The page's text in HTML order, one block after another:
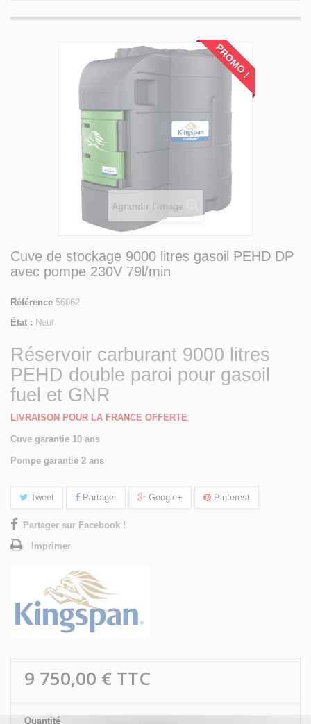
PROMO !
Agrandir l'image
Cuve de stockage 9000 litres gasoil PEHD DP
avec pompe 230V 79l/min
Référence 56062
État : Neuf
Réservoir carburant 9000 litres
PEHD double paroi pour gasoil
fuel et GNR
LIVRAISON POUR LA FRANCE OFFERTE
Cuve garantie 10 ans
Pompe garantie 2 ans
Tweet Partager Google+ Pinterest
Partager sur Facebook !
Imprimer
9 750,00 € TTC
Quantité